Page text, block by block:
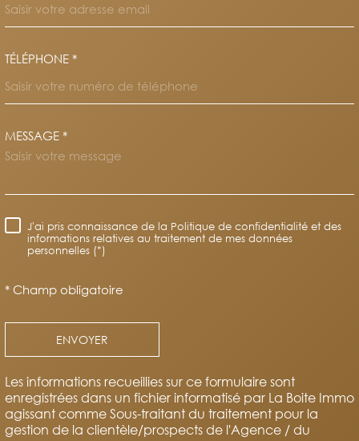
TÉLÉPHONE *
MESSAGE *
RÈGLEMENTATION
J'ai pris connaissance de la Politique de confidentialité et des
informations relatives au traitement de mes données
personnelles (*)
* Champ obligatoire
ENVOYER
Les informations recueillies sur ce formulaire sont
enregistrées dans un fichier informatisé par La Boite Immo
agissant comme Sous-traitant du traitement pour la
gestion de la clientèle/prospects de l'Agence / du